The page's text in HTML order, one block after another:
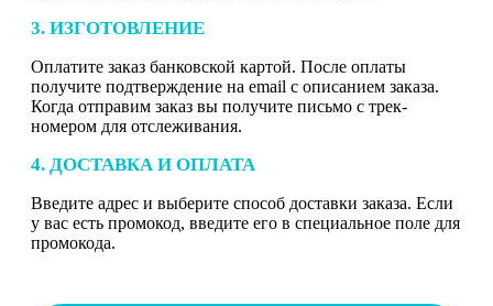
3. ИЗГОТОВЛЕНИЕ
Оплатите заказ банковской картой. После оплаты
получите подтверждение на email с описанием заказа.
Когда отправим заказ вы получите письмо с трек-
номером для отслеживания.
4. ДОСТАВКА И ОПЛАТА
Введите адрес и выберите способ доставки заказа. Если
у вас есть промокод, введите его в специальное поле для
промокода.